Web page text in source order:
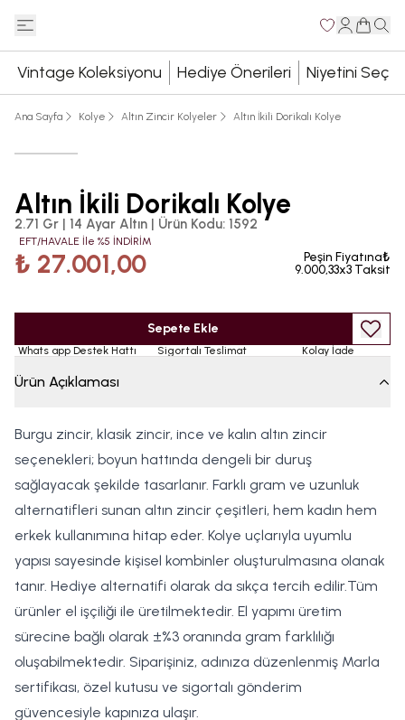
Vintage Koleksiyonu Hediye Önerileri Niyetini Seç
Ana Sayfa Kolye Altın Zincir Kolyeler Altın İkili Dorikalı Kolye
Altın İkili Dorikalı Kolye
2.71 Gr | 14 Ayar Altın | Ürün Kodu: 1592
EFT/HAVALE İle %5 İNDİRİM
₺ 27.001,00
Peşin Fiyatına₺
9.000,33x3 Taksit
Sepete Ekle
Whats app Destek Hattı Sigortalı Teslimat Kolay İade
Ürün Açıklaması
Burgu zincir, klasik zincir, ince ve kalın altın zincir
seçenekleri; boyun hattında dengeli bir duruş
sağlayacak şekilde tasarlanır. Farklı gram ve uzunluk
alternatifleri sunan altın zincir çeşitleri, hem kadın hem
erkek kullanımına hitap eder. Kolye uçlarıyla uyumlu
yapısı sayesinde kişisel kombinler oluşturulmasına olanak
tanır. Hediye alternatifi olarak da sıkça tercih edilir.Tüm
ürünler el işçiliği ile üretilmektedir. El yapımı üretim
sürecine bağlı olarak ±%3 oranında gram farklılığı
oluşabilmektedir. Siparişiniz, adınıza düzenlenmiş Marla
sertifikası, özel kutusu ve sigortalı gönderim
güvencesiyle kapınıza ulaşır.